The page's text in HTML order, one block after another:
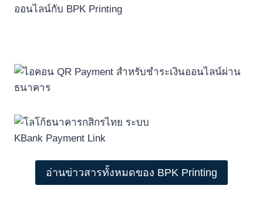
อ่านข่าวสารทั้งหมดของ BPK Printing